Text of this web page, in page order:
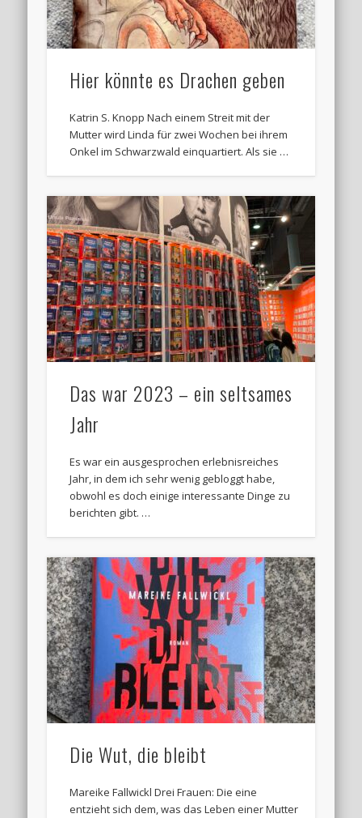
Hier könnte es Drachen geben
Katrin S. Knopp Nach einem Streit mit der
Mutter wird Linda für zwei Wochen bei ihrem
Onkel im Schwarzwald einquartiert. Als sie …
Das war 2023 – ein seltsames
Jahr
Es war ein ausgesprochen erlebnisreiches
Jahr, in dem ich sehr wenig gebloggt habe,
obwohl es doch einige interessante Dinge zu
berichten gibt. …
Die Wut, die bleibt
Mareike Fallwickl Drei Frauen: Die eine
entzieht sich dem, was das Leben einer Mutter